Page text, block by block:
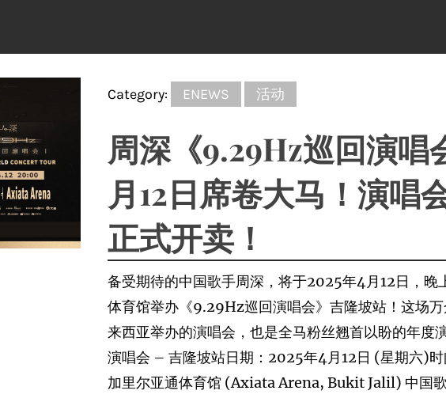
Category: ENEWS 活动
周深《9.29Hz巡回演唱
月12日席卷大马！演唱
正式开卖！
备受期待的中国歌手周深，将于2025年4月12日，晚
体育馆举办《9.29Hz巡回演唱会》吉隆坡站！这场
来西亚举办的演唱会，也是全马粉丝翘首以盼的年度
演唱会 – 吉隆坡站日期：2025年4月12日 (星期六)
加里尔亚通体育馆 (Axiata Arena, Bukit Jalil) 中国